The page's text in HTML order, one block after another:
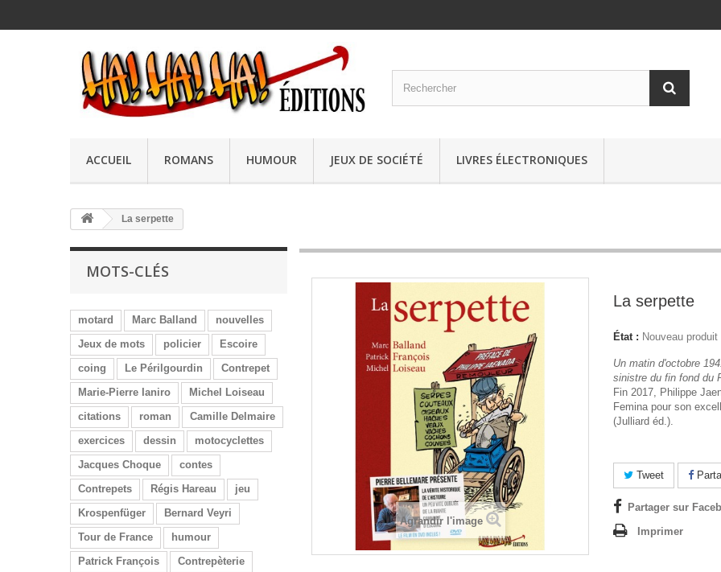
ACCUEIL ROMANS HUMOUR JEUX DE SOCIÉTÉ LIVRES ÉLECTRONIQUES
La serpette
MOTS-CLÉS
motard Marc Balland
nouvelles
Jeux de mots
policier
Escoire
coing
Le Périlgourdin
Contrepet
Marie-Pierre Ianiro
Michel Loiseau
citations
roman
Camille Delmaire
exercices
dessin
motocyclettes
Jacques Choque
contes
Contrepets
Régis Hareau
jeu
Krospenfüger
Bernard Veyri
Tour de France
humour
Patrick François
Contrepèterie
Agrandir l'image
La serpette
État : Nouveau produit
Un matin d'octobre
sinistre du fin fond du
Fin 2017, Philippe
Femina pour son
(Julliard éd.).
Tweet
Partager sur
Imprimer